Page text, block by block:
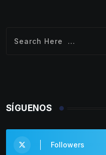
SÍGUENOS
Followers